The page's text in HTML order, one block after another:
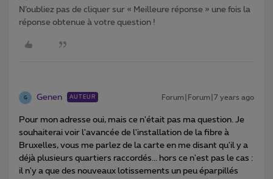
N’oubliez pas de cliquer sur « Meilleure réponse » une fois la
réponse obtenue à votre question !
G Genen AUTEUR Forum|Forum|7 years ago
Pour mon adresse oui, mais ce n'était pas ma question. Je
souhaiterai voir l'avancée de l'installation de la fibre à
Bruxelles, vous me parlez de la carte en me disant qu'il y a
déjà plusieurs quartiers raccordés... hors ce n'est pas le cas :
il n'y a que des nouveaux lotissements un peu éparpillés